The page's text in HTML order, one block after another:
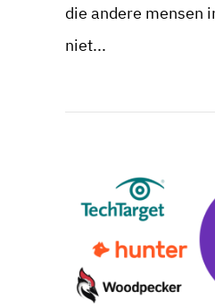
die andere mensen
niet...